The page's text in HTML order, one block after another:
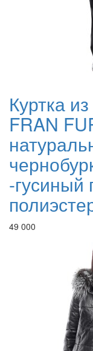
Куртка
FRAN
-гусиный
49 000